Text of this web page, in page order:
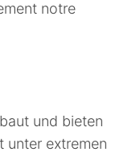
notre
und bieten
unter extremen